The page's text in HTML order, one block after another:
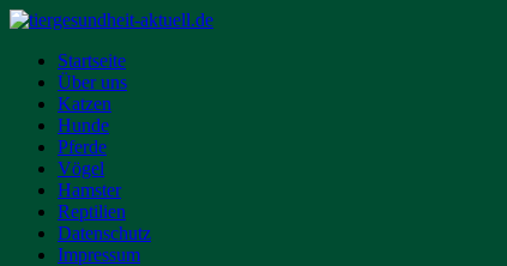
Startseite
Über uns
Katzen
Hunde
Pferde
Vögel
Hamster
Reptilien
Datenschutz
Impressum